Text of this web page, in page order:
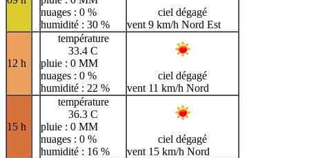
nuages : 0 %
humidité : 30 %
ciel dégagé
vent 9 km/h Nord Est
12 h
température
33.4 C
pluie : 0 MM
nuages : 0 %
humidité : 22 %
ciel dégagé
vent 11 km/h Nord
15 h
température
36.3 C
pluie : 0 MM
nuages : 0 %
humidité : 16 %
ciel dégagé
vent 15 km/h Nord